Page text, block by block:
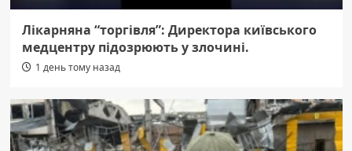
Лікарняна “торгівля”: Директора київського
медцентру підозрюють у злочині.
1 день тому назад